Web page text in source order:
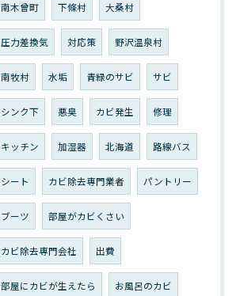
南木曾町 下條村 大桑村
圧力差換気 対応策 野沢温泉村
南牧村 水垢 青緑のサビ サビ
シンク下 悪臭 カビ発生 修理
キッチン 加湿器 北海道 路線バス
シート カビ除去専門業者 パントリー
ブーツ 部屋がカビくさい
カビ除去専門会社 出費
部屋にカビが生えたら お風呂のカビ